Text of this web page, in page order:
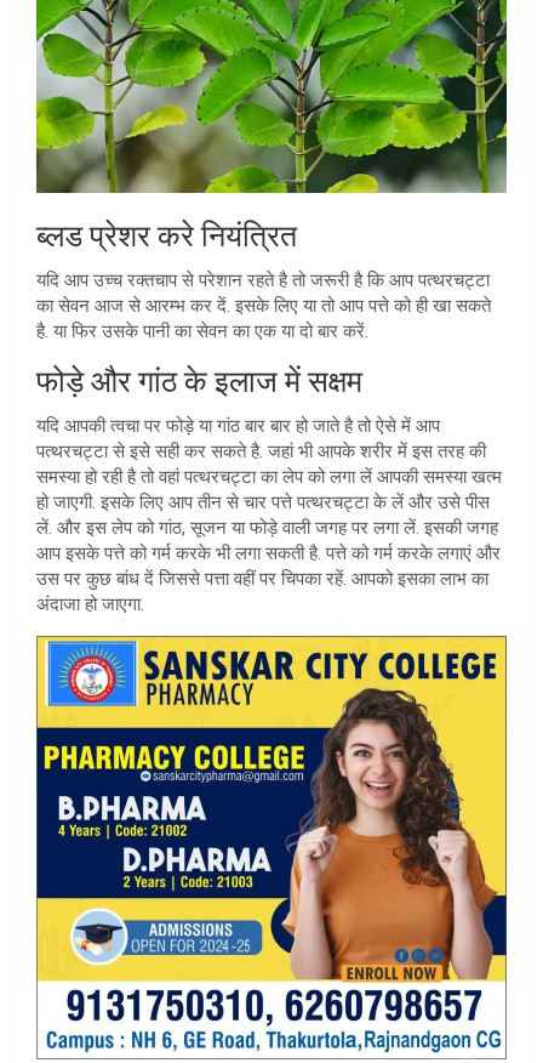
ब्लड प्रेशर करे नियंत्रित
यदि आप उच्च रक्तचाप से परेशान रहते है तो जरूरी है कि आप पत्थरचट्टा
का सेवन आज से आरम्भ कर दें. इसके लिए या तो आप पत्ते को ही खा सकते
है. या फिर उसके पानी का सेवन का एक या दो बार करें.
फोड़े और गांठ के इलाज में सक्षम
यदि आपकी त्वचा पर फोड़े या गांठ बार बार हो जाते है तो ऐसे में आप
पत्थरचट्टा से इसे सही कर सकते है. जहां भी आपके शरीर में इस तरह की
समस्या हो रही है तो वहां पत्थरचट्टा का लेप को लगा लें आपकी समस्या खत्म
हो जाएगी. इसके लिए आप तीन से चार पत्ते पत्थरचट्टा के लें और उसे पीस
लें. और इस लेप को गांठ, सूजन या फोड़े वाली जगह पर लगा लें. इसकी जगह
आप इसके पत्ते को गर्म करके भी लगा सकती है. पत्ते को गर्म करके लगाएं और
उस पर कुछ बांध दें जिससे पत्ता वहीं पर चिपका रहें. आपको इसका लाभ का
अंदाजा हो जाएगा.